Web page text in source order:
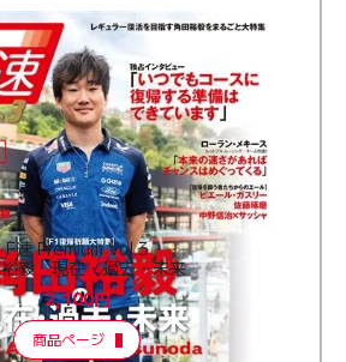
F速 Premium Vol.3
毅 現在・過去・未来
2,100円
商品ページ